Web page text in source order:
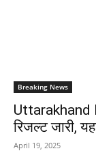
Breaking News
Uttarakhand
रिजल्ट जारी,
April 19, 2025